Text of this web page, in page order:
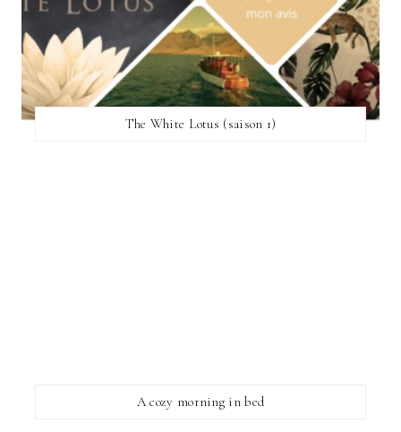
The White Lotus (saison 1)
A cozy morning in bed